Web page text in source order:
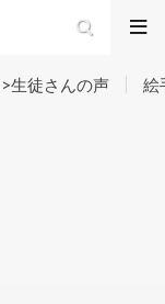
>生徒さんの声 絵